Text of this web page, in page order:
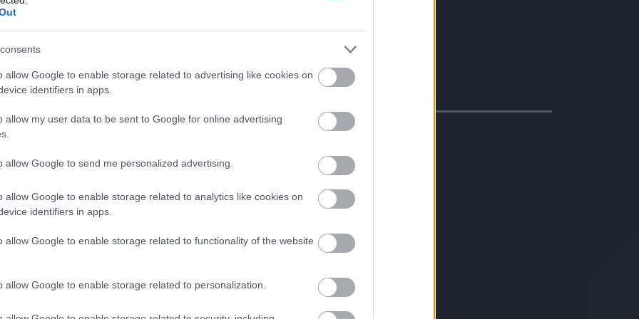
allow Google to enable storage related to advertising like cookies on
identifiers in apps.
allow my user data to be sent to Google for online advertising
allow Google to send me personalized advertising.
allow Google to enable storage related to analytics like cookies on
identifiers in apps.
allow Google to enable storage related to functionality of the website
allow Google to enable storage related to personalization.
valós előnyei – számokkal alátámasztva
növekedés
növekedés : 10-40% – rugalmasabb motor, kevesebb váltás
: 5-15% (pl. 5,9 liter → 5,2 liter/100 km)
✅ Dinamikusabb gyorsulás, jobb gázpedál-reakció
előzés, alacsonyabb fordulatszámon is erős motor
nő a károsanyag-kibocsátás, a diagnosztika zavartalan
→ Olvassa el részletesen a chiptuning oldalunkat